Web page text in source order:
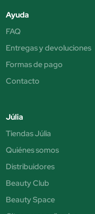
Ayuda
FAQ
Entregas y devoluciones
Formas de pago
Contacto
Júlia
Tiendas Júlia
Quiénes somos
Distribuidores
Beauty Club
Beauty Space